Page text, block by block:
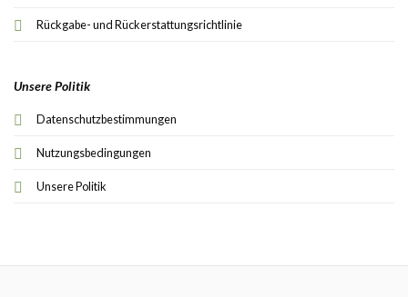
Rückgabe- und Rückerstattungsrichtlinie
Unsere Politik
Datenschutzbestimmungen
Nutzungsbedingungen
Unsere Politik